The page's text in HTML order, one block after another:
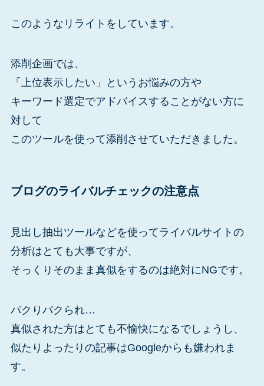
このようなリライトをしています。
添削企画では、
「上位表示したい」というお悩みの方や
キーワード選定でアドバイスすることがない方に
対して
このツールを使って添削させていただきました。
ブログのライバルチェックの注意点
見出し抽出ツールなどを使ってライバルサイトの
分析はとても大事ですが、
そっくりそのまま真似をするのは絶対にNGです。
パクりパクられ…
真似された方はとても不愉快になるでしょうし、
似たりよったりの記事はGoogleからも嫌われま
す。